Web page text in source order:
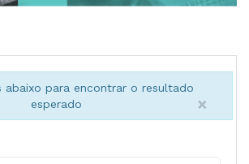
abaixo para encontrar o resultado
esperado
×